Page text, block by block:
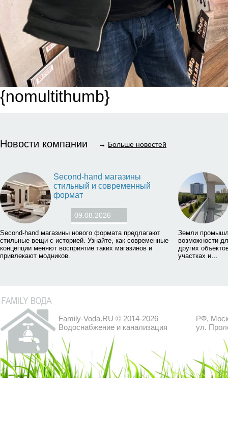
{nomultithumb}
Новости компании → Больше новостей
Second-hand магазины
стильный и современный
формат
09.08.2026
Second-hand магазины нового формата предлагают
стильные вещи с историей. Узнайте, как современные
концепции меняют восприятие таких магазинов и
привлекают модников.
Земли
возможности
других
участках и…
Family-Voda.RU © 2014-2026
Водоснабжение и канализация
РФ,
ул.